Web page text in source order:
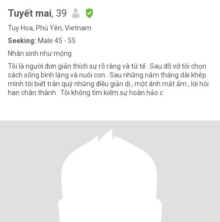
Tuyết mai, 39
Tuy Hoa, Phú Yên, Vietnam
Seeking: Male 45 - 55
Nhân sinh như mộng
Tôi là người đơn giản thích sự rõ ràng và tử tế . Sau đỗ vỡ tôi chọn
cách sống bình lặng và nuôi con . Sau những năm tháng dài khép
mình tôi biết trân quý những điều giản dị , một ánh mắt ấm , lời hỏi
han chân thành . Tôi không tìm kiếm sự hoàn hảo c